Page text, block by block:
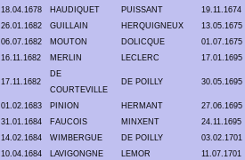
18.04.1678 HAUDIQUET PUISSANT 19.11.1674
26.01.1682 GUILLAIN HERQUIGNEUX 13.05.1675
06.07.1682 MOUTON DOLICQUE 01.07.1675
16.11.1682 MERLIN LECLERC 17.01.1695
17.11.1682
DE
COURTEVILLE
DE POILLY 30.05.1695
01.02.1683 PINION HERMANT 27.06.1695
31.01.1684 FAUCOIS MINXENT 24.11.1695
14.02.1684 WIMBERGUE DE POILLY 03.02.1701
10.04.1684 LAVIGONGNE LEMOR 11.07.1701